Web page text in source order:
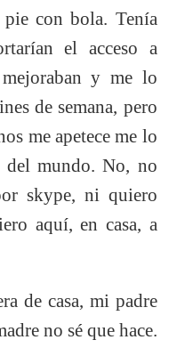
con bola. Tenía
el acceso a
y me lo
de semana, pero
me apetece me lo
del mundo. No, no
skype, ni quiero
aquí, en casa, a
de casa, mi padre
no sé que hace.